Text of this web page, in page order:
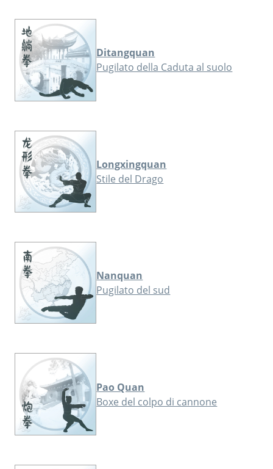
Ditangquan
Pugilato della Caduta al suolo
Longxingquan
Stile del Drago
Nanquan
Pugilato del sud
Pao Quan
Boxe del colpo di cannone